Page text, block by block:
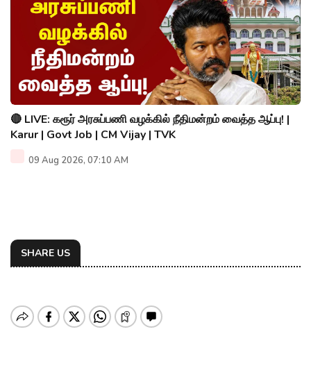
🔴 LIVE: கரூர் அரசுப்பணி வழக்கில் நீதிமன்றம் வைத்த ஆப்பு! |
Karur | Govt Job | CM Vijay | TVK
09 Aug 2026, 07:10 AM
SHARE US